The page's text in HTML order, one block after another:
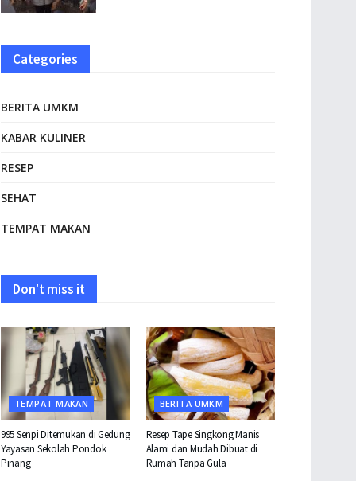
Categories
BERITA UMKM
KABAR KULINER
RESEP
SEHAT
TEMPAT MAKAN
Don't miss it
TEMPAT MAKAN
995 Senpi Ditemukan di Gedung
Yayasan Sekolah Pondok
Pinang
BERITA UMKM
Resep Tape Singkong Manis
Alami dan Mudah Dibuat di
Rumah Tanpa Gula